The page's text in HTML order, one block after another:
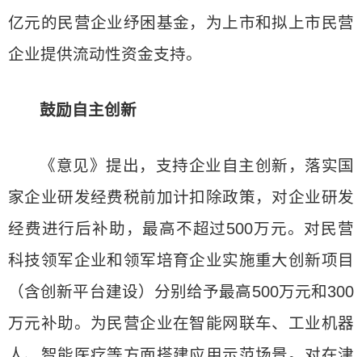
亿元的民营企业纾困基金，为上市和拟上市民营
企业提供流动性资金支持。
鼓励自主创新
《意见》提出，支持企业自主创新，落实国
家企业研发经费税前加计扣除政策，对企业研发
经费进行后补助，最高不超过500万元。对民营
科技领军企业和领军培育企业实施重大创新项目
（含创新平台建设）分别给予最高500万元和300
万元补助。为民营企业在智能网联车、工业机器